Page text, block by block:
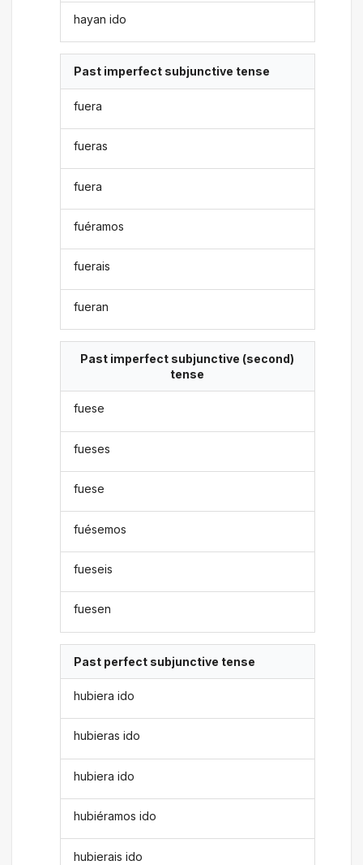
hayan ido
Past imperfect subjunctive tense
fuera
fueras
fuera
fuéramos
fuerais
fueran
Past imperfect subjunctive (second)
tense
fuese
fueses
fuese
fuésemos
fueseis
fuesen
Past perfect subjunctive tense
hubiera ido
hubieras ido
hubiera ido
hubiéramos ido
hubierais ido